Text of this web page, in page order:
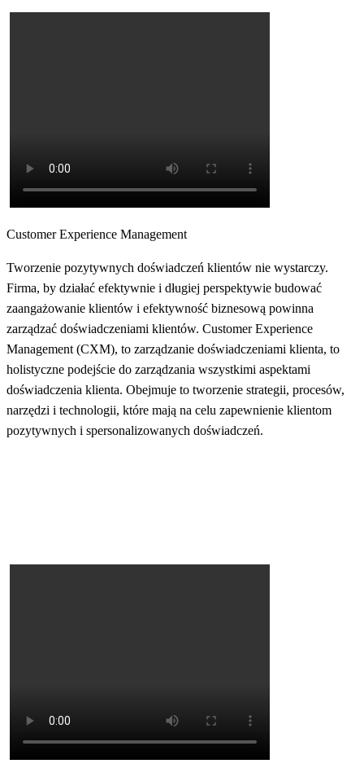
Customer Experience Management
Tworzenie pozytywnych doświadczeń klientów nie wystarczy.
Firma, by działać efektywnie i długiej perspektywie budować
zaangażowanie klientów i efektywność biznesową powinna
zarządzać doświadczeniami klientów. Customer Experience
Management (CXM), to zarządzanie doświadczeniami klienta, to
holistyczne podejście do zarządzania wszystkimi aspektami
doświadczenia klienta. Obejmuje to tworzenie strategii, procesów,
narzędzi i technologii, które mają na celu zapewnienie klientom
pozytywnych i spersonalizowanych doświadczeń.